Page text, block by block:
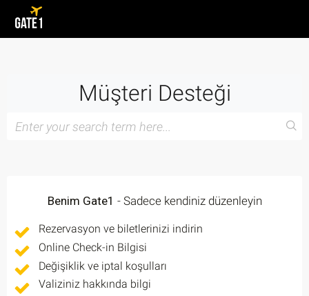
Müşteri Desteği
Benim Gate1 - Sadece kendiniz düzenleyin
Rezervasyon ve biletlerinizi indirin
Online Check-in Bilgisi
Değişiklik ve iptal koşulları
Valiziniz hakkında bilgi